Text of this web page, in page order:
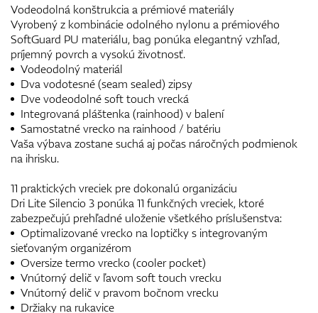
Vodeodolná konštrukcia a prémiové materiály
Vyrobený z kombinácie odolného nylonu a prémiového
SoftGuard PU materiálu, bag ponúka elegantný vzhľad,
príjemný povrch a vysokú životnosť.
Vodeodolný materiál
Dva vodotesné (seam sealed) zipsy
Dve vodeodolné soft touch vrecká
Integrovaná pláštenka (rainhood) v balení
Samostatné vrecko na rainhood / batériu
Vaša výbava zostane suchá aj počas náročných podmienok
na ihrisku.
11 praktických vreciek pre dokonalú organizáciu
Dri Lite Silencio 3 ponúka 11 funkčných vreciek, ktoré
zabezpečujú prehľadné uloženie všetkého príslušenstva:
Optimalizované vrecko na loptičky s integrovaným
sieťovaným organizérom
Oversize termo vrecko (cooler pocket)
Vnútorný delič v ľavom soft touch vrecku
Vnútorný delič v pravom bočnom vrecku
Držiaky na rukavice